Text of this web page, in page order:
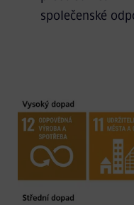
společenské